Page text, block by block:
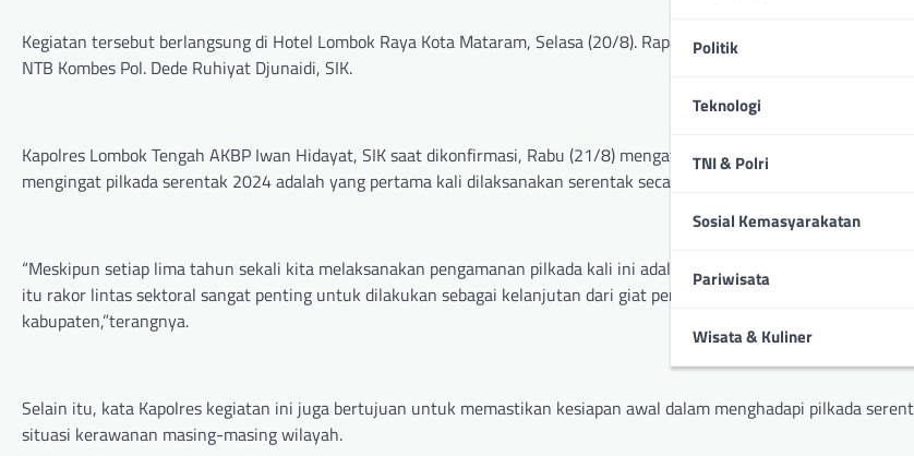
Politik
Teknologi
TNI & Polri
Sosial Kemasyarakatan
Pariwisata
Wisata & Kuliner
Kegiatan tersebut berlangsung di Hotel Lombok Raya Kota Mataram, Selasa (20/8). Rapat lintas sektoral dipimpin
NTB Kombes Pol. Dede Ruhiyat Djunaidi, SIK.
Kapolres Lombok Tengah AKBP Iwan Hidayat, SIK saat dikonfirmasi, Rabu (21/8) mengatakan pentingnya rapat
mengingat pilkada serentak 2024 adalah yang pertama kali dilaksanakan serentak secara nasional.
“Meskipun setiap lima tahun sekali kita melaksanakan pengamanan pilkada kali ini adalah yang pertama dalam skala
itu rakor lintas sektoral sangat penting untuk dilakukan sebagai kelanjutan dari giat pengamanan ditingkat provinsi
kabupaten,”terangnya.
Selain itu, kata Kapolres kegiatan ini juga bertujuan untuk memastikan kesiapan awal dalam menghadapi pilkada
situasi kerawanan masing-masing wilayah.